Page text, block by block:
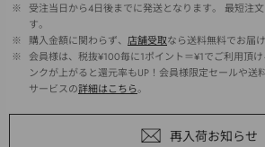
※
受注当日から4日後までに発送となります。 最短注
す。
※
購入金額に関わらず、 店舗受取なら送料無料でお届
※
会員様は、税抜¥100毎に1ポイント＝¥1でご利用頂
ンクが上がると還元率もUP！会員様限定セールや送
サービスの詳細はこちら。